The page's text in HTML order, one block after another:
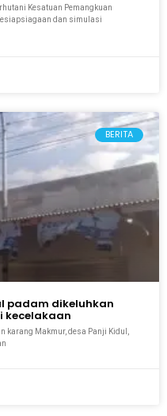
Kesatuan Pemangkuan
dan simulasi
BERITA
padam dikeluhkan
kecelakaan
Makmur, desa Panji Kidul,